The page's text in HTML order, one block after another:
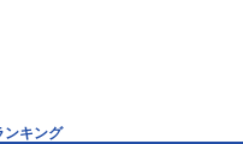
ンキング